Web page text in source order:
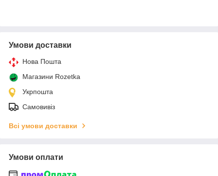
Умови доставки
Нова Пошта
Магазини Rozetka
Укрпошта
Самовивіз
Всі умови доставки
Умови оплати